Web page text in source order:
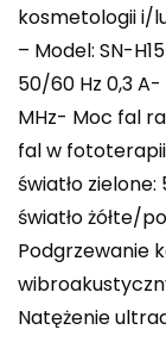
kosmetologii i/
– Model: SN-
50/60 Hz 0,3
MHz- Moc fal
fal w fototerapii
światło
światło żółte/
Podgrzewanie
Natężenie